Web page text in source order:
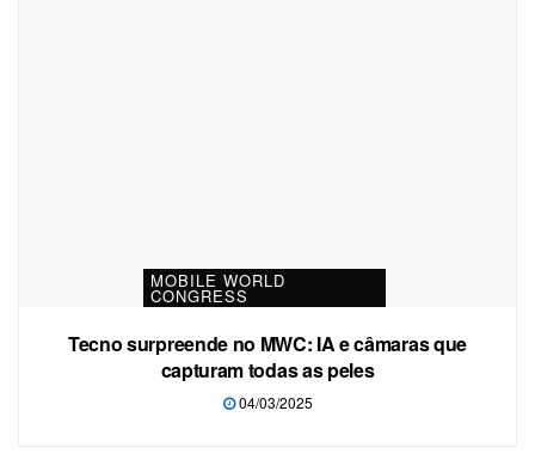
MOBILE WORLD
CONGRESS
Tecno surpreende no MWC: IA e câmaras que
capturam todas as peles
04/03/2025